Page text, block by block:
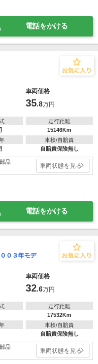
電話をかける
車両価格
35.8万円
走行距離
15146Km
車検/自賠責
自賠責保険無し
品
車両状態を見る
電話をかける
０３年モデ
車両価格
32.6万円
走行距離
17532Km
車検/自賠責
自賠責保険無し
品
車両状態を見る